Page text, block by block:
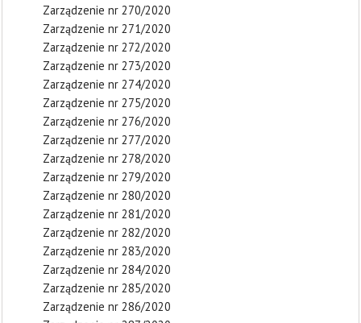
Zarządzenie nr 270/2020
Zarządzenie nr 271/2020
Zarządzenie nr 272/2020
Zarządzenie nr 273/2020
Zarządzenie nr 274/2020
Zarządzenie nr 275/2020
Zarządzenie nr 276/2020
Zarządzenie nr 277/2020
Zarządzenie nr 278/2020
Zarządzenie nr 279/2020
Zarządzenie nr 280/2020
Zarządzenie nr 281/2020
Zarządzenie nr 282/2020
Zarządzenie nr 283/2020
Zarządzenie nr 284/2020
Zarządzenie nr 285/2020
Zarządzenie nr 286/2020